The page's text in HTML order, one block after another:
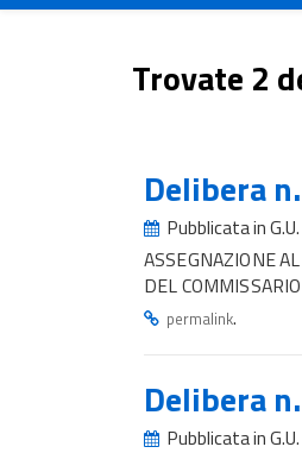
Trovate 2
Delibera
Pubblicata in
ASSEGNAZIONE
DEL
permalink.
Delibera
Pubblicata in